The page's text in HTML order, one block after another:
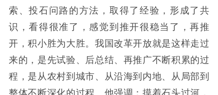
索、投石问路的方法，取得了经验，形成了共
识，看得很准了，感觉到推开很稳当了，再推
开，积小胜为大胜。我国改革开放就是这样走过
来的，是先试验、后总结、再推广不断积累的过
程，是从农村到城市、从沿海到内地、从局部到